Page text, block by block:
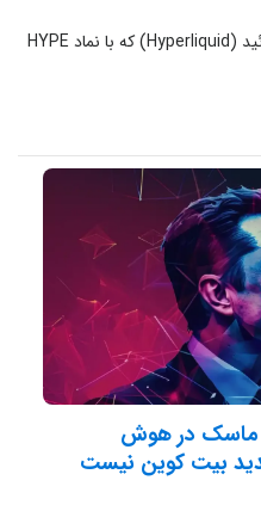
توکن بومی صرافی غیرمتمرکز هایپرلیکوئید (Hyperliquid) که با نماد HYPE
ماسک در هوش
بیت کوین نیست